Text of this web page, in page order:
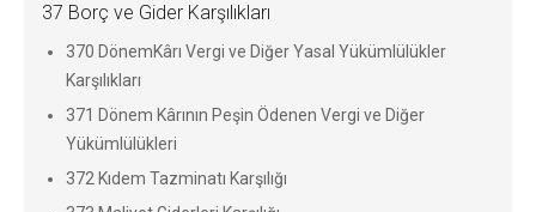
37 Borç ve Gider Karşılıkları
370 DönemKârı Vergi ve Diğer Yasal Yükümlülükler
Karşılıkları
371 Dönem Kârının Peşin Ödenen Vergi ve Diğer
Yükümlülükleri
372 Kıdem Tazminatı Karşılığı